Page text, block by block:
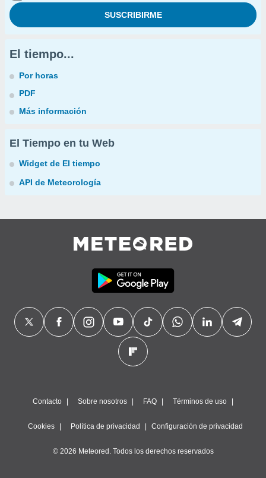
El tiempo...
Por horas
PDF
Más información
El Tiempo en tu Web
Widget de El tiempo
API de Meteorología
Contacto Sobre nosotros FAQ Términos de uso
Cookies Política de privacidad Configuración de privacidad
© 2026 Meteored. Todos los derechos reservados